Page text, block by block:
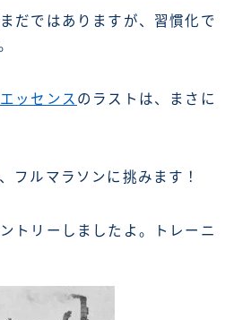
だではありますが、習慣化で
ッセンス のラストは、まさに
フルマラソンに挑みます！
トリーしましたよ。トレーニ